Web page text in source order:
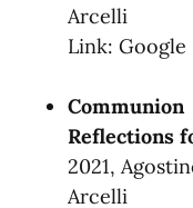
Arcelli
Link:Google
Communion
Reflections
2021,
Arcelli